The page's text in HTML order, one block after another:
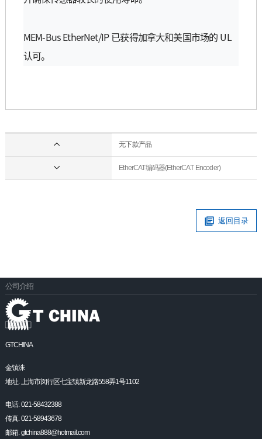
MEM-Bus EtherNet/IP 已获得加拿大和美国市场的 UL
认可。
无下款产品
EtherCAT编码器(EtherCAT Encoder)
返回目录
公司介绍
GTCHINA
金镇洙
地址. 上海市闵行区七宝镇新龙路558弄1号1102
电话. 021-58432388
传真. 021-58943678
邮箱. gtchina888@hotmail.com